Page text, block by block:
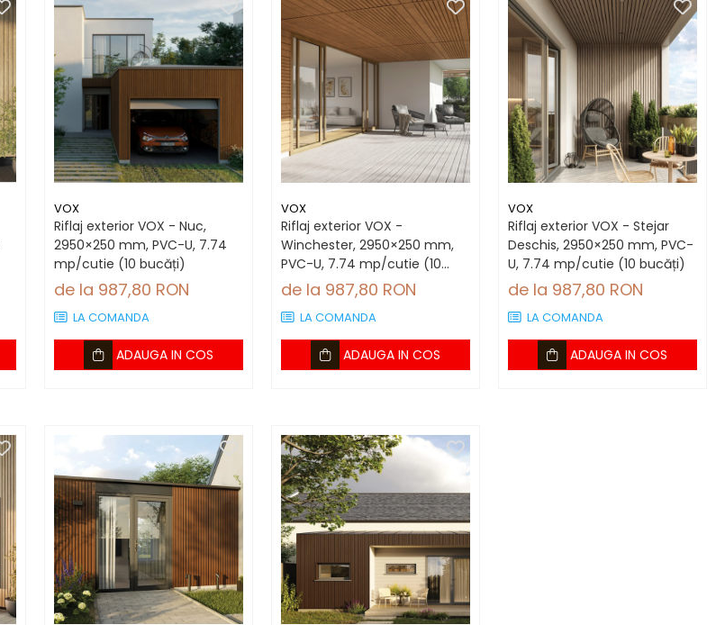
VOX
Riflaj exterior VOX - Nuc,
2950×250 mm, PVC-U, 7.74
mp/cutie (10 bucăți)
de la 987,80 RON
LA COMANDA
ADAUGA IN COS
VOX
Riflaj exterior VOX -
Winchester, 2950×250 mm,
PVC-U, 7.74 mp/cutie (10
bucăți)
de la 987,80 RON
LA COMANDA
ADAUGA IN COS
VOX
Riflaj exterior VOX - Stejar
Deschis, 2950×250 mm, PVC-
U, 7.74 mp/cutie (10 bucăți)
de la 987,80 RON
LA COMANDA
ADAUGA IN COS